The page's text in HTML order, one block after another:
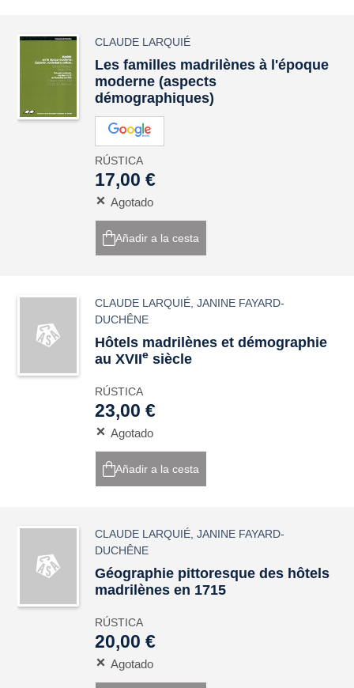
CLAUDE LARQUIÉ
Les familles madrilènes à l'époque
moderne (aspects
démographiques)
RÚSTICA
17,00 €
Agotado
Añadir a la cesta
CLAUDE LARQUIÉ ,JANINE FAYARD-
DUCHÊNE
Hôtels madrilènes et démographie
au XVIIe siècle
RÚSTICA
23,00 €
Agotado
Añadir a la cesta
CLAUDE LARQUIÉ ,JANINE FAYARD-
DUCHÊNE
Géographie pittoresque des hôtels
madrilènes en 1715
RÚSTICA
20,00 €
Agotado